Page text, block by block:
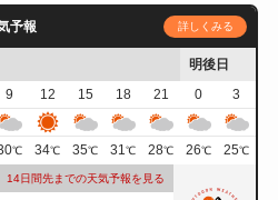
予報 詳しくみる
明後日
9 12 15 18 21 0
3
℃ 34℃ 35℃ 31℃ 28℃ 26℃ 25℃
14日間先までの天気予報を見る